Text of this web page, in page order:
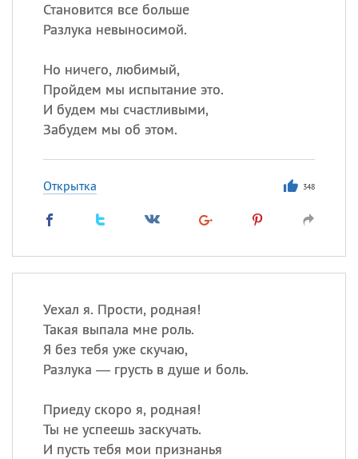
Становится все больше
Разлука невыносимой.
Но ничего, любимый,
Пройдем мы испытание это.
И будем мы счастливыми,
Забудем мы об этом.
Открытка 348
Уехал я. Прости, родная!
Такая выпала мне роль.
Я без тебя уже скучаю,
Разлука — грусть в душе и боль.
Приеду скоро я, родная!
Ты не успеешь заскучать.
И пусть тебя мои признанья